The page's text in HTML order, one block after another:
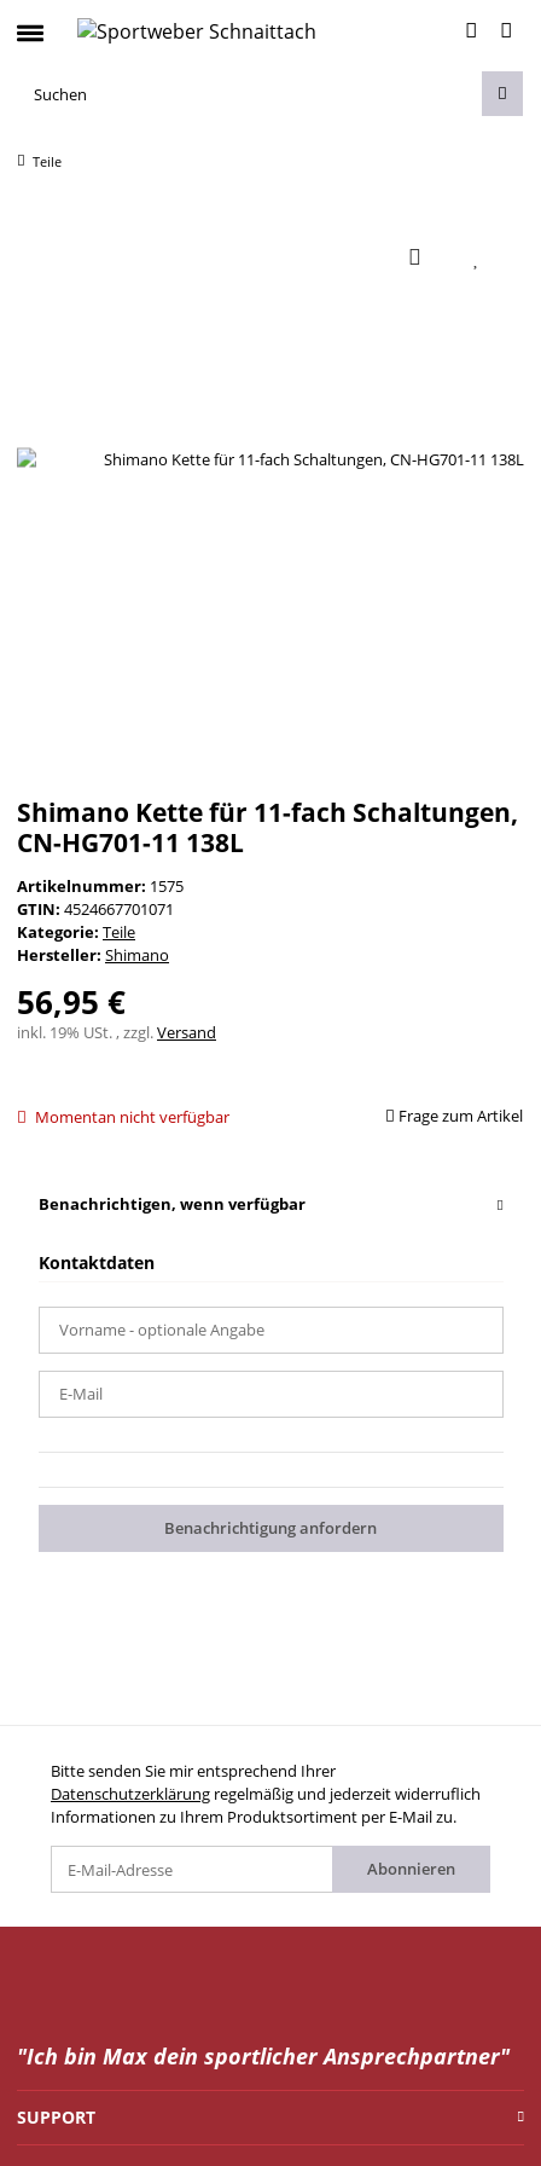
Teile
Shimano Kette für 11-fach Schaltungen,
CN-HG701-11 138L
Artikelnummer: 1575
GTIN: 4524667701071
Kategorie: Teile
Hersteller: Shimano
56,95 €
inkl. 19% USt. , zzgl.Versand
Momentan nicht verfügbar Frage zum Artikel
Benachrichtigen, wenn verfügbar
Kontaktdaten
Vorname- optionale Angabe
E-Mail
Benachrichtigung anfordern
Bitte senden Sie mir entsprechend Ihrer
Datenschutzerklärung regelmäßig und jederzeit widerruflich
Informationen zu Ihrem Produktsortiment per E-Mail zu.
Abonnieren
"Ich bin Max dein sportlicher Ansprechpartner"
SUPPORT